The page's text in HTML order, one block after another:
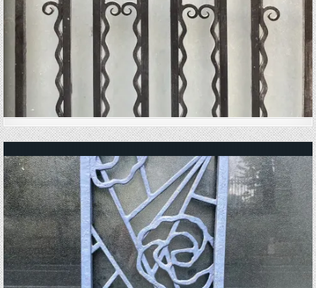
Posted in